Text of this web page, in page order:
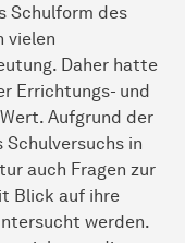
Schulform des
vielen
Daher hatte
Errichtungs- und
Aufgrund der
Schulversuchs in
auch Fragen zur
Blick auf ihre
werden.